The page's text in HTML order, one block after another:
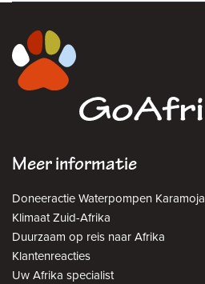
Meer informatie
Doneeractie Waterpompen Karamoja
Klimaat Zuid-Afrika
Duurzaam op reis naar Afrika
Klantenreacties
Uw Afrika specialist